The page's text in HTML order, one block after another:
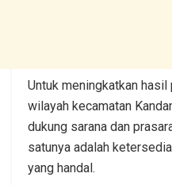
Untuk meningkatkan
wilayah kecamatan
dukung sarana dan
satunya adalah
yang handal.